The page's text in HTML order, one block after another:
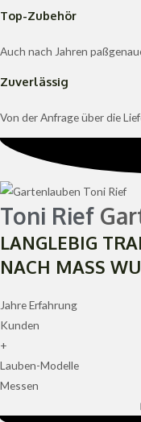
Top-Zubehör
Auch nach Jahren
Zuverlässig
Von der Anfrage über die
Toni Rief
LANGLEBIG
NACH MASS
Jahre Erfahrung
Kunden
+
Lauben-Modelle
Messen